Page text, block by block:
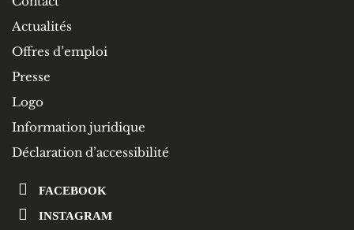
Actualités
Offres d’emploi
Presse
Logo
Information juridique
Déclaration d’accessibilité
FACEBOOK
INSTAGRAM